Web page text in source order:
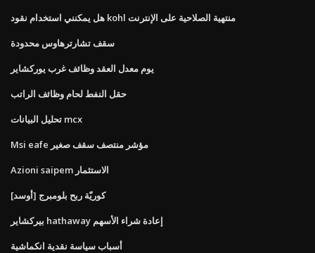
هل يمكنني استخدام نقود kohl منتهية الصلاحية على الإنترنت
سقف تشارترهاوس محدودة
يوم معدل العقد وظائف غرب يوركشاير
حقل النفط لحام وظائف الراتب
تحليل البيانات mcx
Msi eafe مؤشر منتصف سقف صغير
Azioni saipem الاستثمار
[أوسد] كوريّة ربح بلومبرج
بيركشاير hathaway إعادة شراء الأسهم
أسباب سياسة نقدية انكماشية